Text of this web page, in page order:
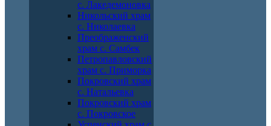
с. Лакедемоновка
Никольский храм
с. Николаевка
Преображенский
храм с. Самбек
Петропавловский
храм с. Приморка
Покровский храм
с. Натальевка
Покровский храм
с. Покровское